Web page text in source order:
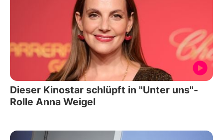
Dieser Kinostar schlüpft in "Unter uns"-
Rolle Anna Weigel